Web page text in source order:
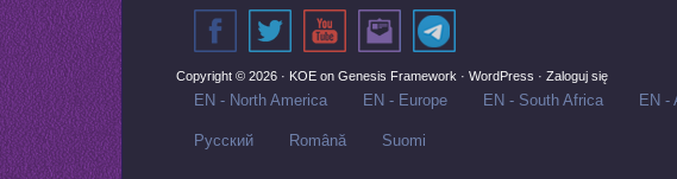
Copyright © 2026 · KOE on Genesis Framework · WordPress · Zaloguj się
EN - North America EN - Europe EN - South Africa EN -
Русский‬ Română Suomi